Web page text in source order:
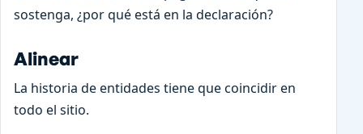
sostenga, ¿por qué está en la declaración?
Alinear
La historia de entidades tiene que coincidir en
todo el sitio.